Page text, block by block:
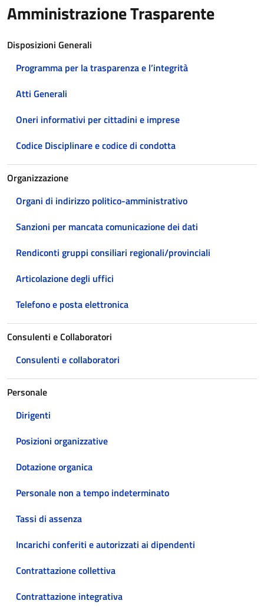
Amministrazione Trasparente
Disposizioni Generali
Programma per la trasparenza e l’integrità
Atti Generali
Oneri informativi per cittadini e imprese
Codice Disciplinare e codice di condotta
Organizzazione
Organi di indirizzo politico-amministrativo
Sanzioni per mancata comunicazione dei dati
Rendiconti gruppi consiliari regionali/provinciali
Articolazione degli uffici
Telefono e posta elettronica
Consulenti e Collaboratori
Consulenti e collaboratori
Personale
Dirigenti
Posizioni organizzative
Dotazione organica
Personale non a tempo indeterminato
Tassi di assenza
Incarichi conferiti e autorizzati ai dipendenti
Contrattazione collettiva
Contrattazione integrativa